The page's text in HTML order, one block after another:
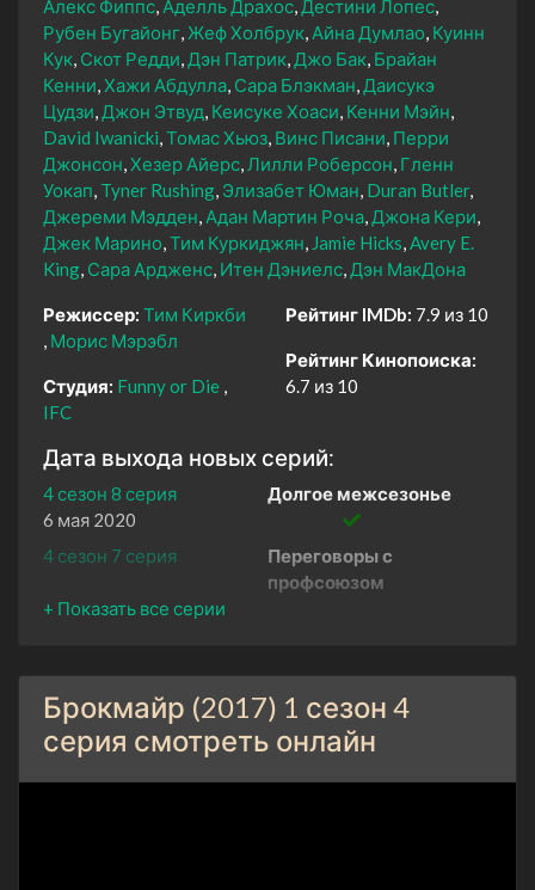
Алекс Фиппс Аделль Драхос Дестини Лопес
Рубен Бугайонг Жеф Холбрук Айна Думлао Куинн
Кук Скот Редди Дэн Патрик Джо Бак Брайан
Кенни Хажи Абдулла Сара Блэкман Даисукэ
Цудзи Джон Этвуд Кеисуке Хоаси Кенни Мэйн
David Iwanicki Томас Хьюз Винс Писани Перри
Джонсон Хезер Айерс Лилли Роберсон Гленн
Уокап Tyner Rushing Элизабет Юман Duran Butler
Джереми Мэдден Адан Мартин Роча Джона Кери
Джек Марино Тим Куркиджян Jamie Hicks Avery E.
King Сара Ардженс Итен Дэниелс Дэн МакДона
Режиссер: Тим Киркби
Морис Мэрэбл
Студия: Funny or Die
IFC
Рейтинг IMDb: 7.9 из 10
Рейтинг Кинопоиска:
6.7 из 10
Дата выхода новых серий:
4 сезон 8 серия
Долгое межсезонье
6 мая 2020
4 сезон 7 серия
Переговоры с
профсоюзом
29 апреля 2020
4 сезон 5 серия
Игровой дубль
15 апреля 2020
Брокмайр (2017) 1 сезон 4
серия смотреть онлайн